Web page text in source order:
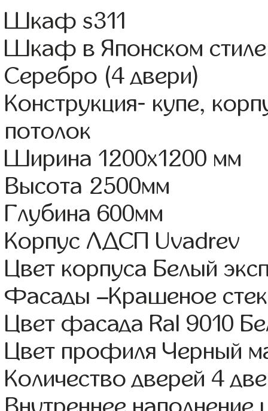
Шкаф s311
Шкаф в Японском стиле
Серебро (4 двери)
Конструкция- купе,
потолок
Ширина 1200x1200 мм
Высота 2500мм
Глубина 600мм
Корпус ЛДСП Uvadrev
Цвет корпуса Белый
Фасады –Крашеное
Цвет фасада Ral 9010
Цвет профиля Черный
Количество дверей 4